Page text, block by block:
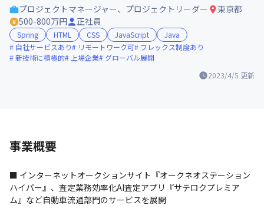
2023/4/5 更新
プロジェクトマネージャー、プロジェクトリーダー
東京都
500-800万円
正社員
Spring HTML CSS JavaScript
Java
自社サービスあり
リモートワーク可
フレックス制度あり
新技術に積極的
上場企業 グローバル展開
事業概要
■ インターネットオークションサイト『オークネオステーション
ハイパー』、査定業務効率化AI査定アプリ『サテロクプレミア
ム』など自動車流通部門のサービスを展開